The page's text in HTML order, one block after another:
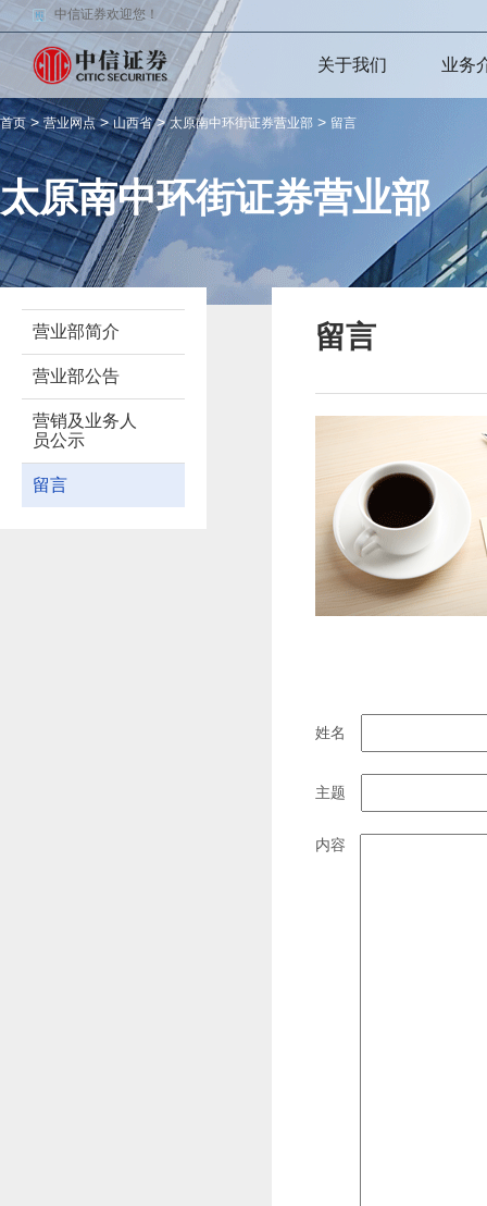
中信证券欢迎您！
关于我们 业务
首页>营业网点>山西省>太原南中环街证券营业部 > 留言
太原南中环街证券营业部
营业部简介
营业部公告
营销及业务人
员公示
留言
留言
姓名
主题
内容